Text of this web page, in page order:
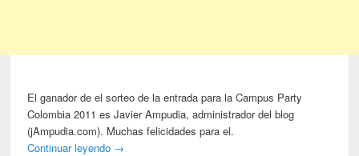
El ganador de el sorteo de la entrada para la Campus Party
Colombia 2011 es Javier Ampudia, administrador del blog
(jAmpudia.com). Muchas felicidades para el.
Continuar leyendo →